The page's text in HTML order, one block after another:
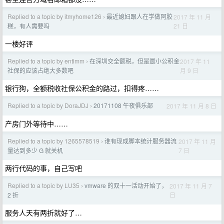
Replied to a topic by itmyhome126 › 最近媳妇跟人在学做阿胶
糕，有人需要吗
2017 年 11 月
21 日
一楼好评
Replied to a topic by entimm › 在深圳交全额税，但是最小公积金
社保的应该占绝大多数吧
2017 年 11
月 9 日
银行狗，全额税收社保公积金的路过，扣得疼……
Replied to a topic by DoraJDJ › 20171108 午夜俱乐部 2017 年 11 月 8 日
产房门外等待中……
Replied to a topic by 1265578519 › 谁有现成脚本统计服务器流
量达到多少 G 就关机
2017 年 11 月
7 日
两行代码的事，自己写吧
Replied to a topic by LU35 › vmware 的双十一活动开始了，
2 折
2017 年 11 月 7
日
服务人天有两折就好了…